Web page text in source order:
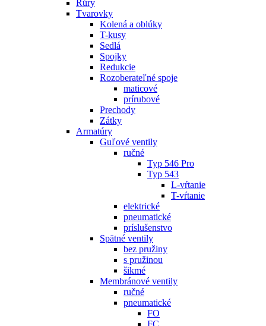
Rúry
Tvarovky
Kolená a oblúky
T-kusy
Sedlá
Spojky
Redukcie
Rozoberateľné spoje
maticové
prírubové
Prechody
Zátky
Armatúry
Guľové ventily
ručné
Typ 546 Pro
Typ 543
L-vŕtanie
T-vŕtanie
elektrické
pneumatické
príslušenstvo
Spätné ventily
bez pružiny
s pružinou
šikmé
Membránové ventily
ručné
pneumatické
FO
FC